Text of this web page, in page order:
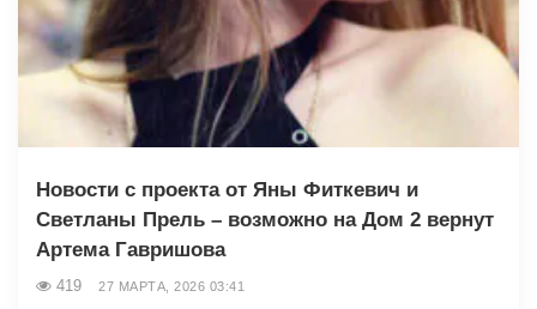
Новости с проекта от Яны Фиткевич и
Светланы Прель – возможно на Дом 2 вернут
Артема Гавришова
419 27 МАРТА, 2026 03:41